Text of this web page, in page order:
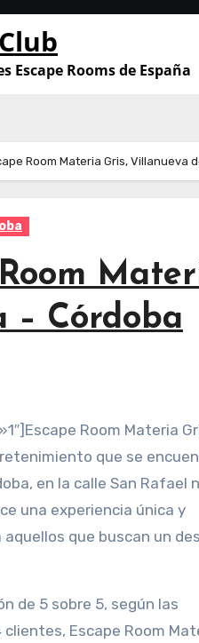
Escape Rooms de España
Room Materia Gris, Villanueva
– Córdoba
Room Materia
que se
en la calle San Rafael
una experiencia única y
que buscan un
de 5 sobre 5, según las
clientes, Escape Room